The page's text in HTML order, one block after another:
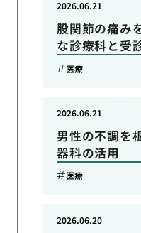
股関節の痛み
な診療科と受
2026.06.21
医療
男性の不調を
器科の活用
2026.06.21
医療
2026.06.20